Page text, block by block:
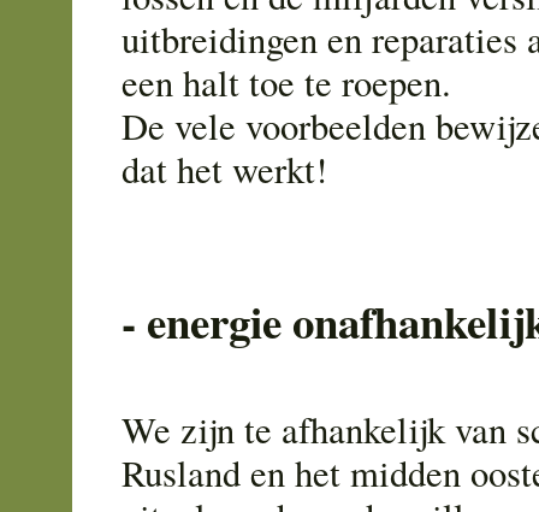
uitbreidingen en reparaties
een halt toe te roepen.
De vele voorbeelden
dat het werkt!
- energie
We zijn te afhankelijk van
Rusland en het midden